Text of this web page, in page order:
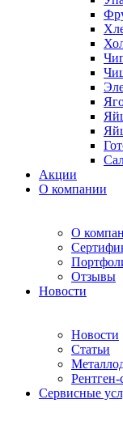
Акции
О компании
О
Отзывы
Новости
Новости
Статьи
Сервисные